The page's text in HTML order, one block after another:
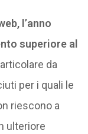
l’anno
superiore al
da
per i quali le
riescono a
ulteriore